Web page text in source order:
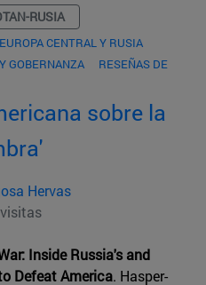
RUSIA
EUROPA CENTRAL Y RUSIA
GOBERNANZA
RESEÑAS DE
sobre la
Hervas
Inside Russia's and
Defeat America. Hasper-